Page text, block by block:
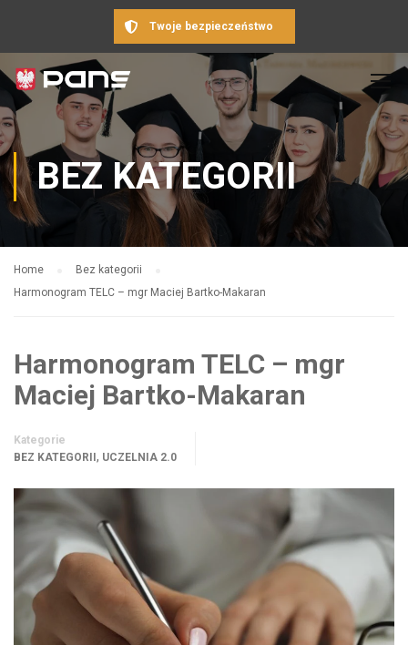
Twoje bezpieczeństwo
BEZ KATEGORII
Home
Bez kategorii
Harmonogram TELC – mgr Maciej Bartko-Makaran
Harmonogram TELC – mgr
Maciej Bartko-Makaran
Kategorie
BEZ KATEGORII , UCZELNIA 2.0